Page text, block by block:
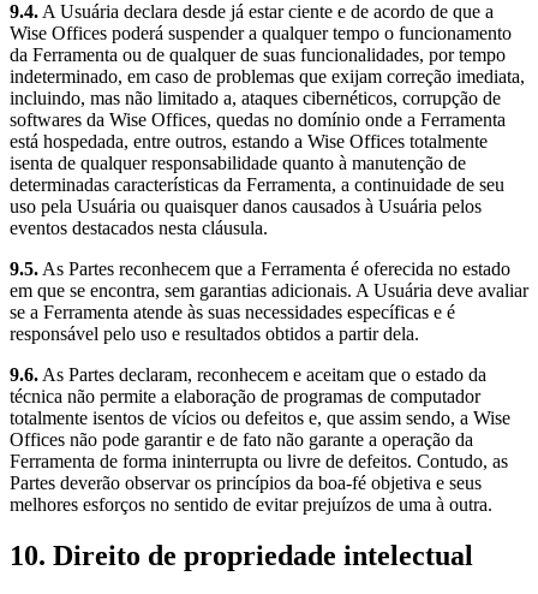
9.4. A Usuária declara desde já estar ciente e de acordo de que a
Wise Offices poderá suspender a qualquer tempo o funcionamento
da Ferramenta ou de qualquer de suas funcionalidades, por tempo
indeterminado, em caso de problemas que exijam correção imediata,
incluindo, mas não limitado a, ataques cibernéticos, corrupção de
softwares da Wise Offices, quedas no domínio onde a Ferramenta
está hospedada, entre outros, estando a Wise Offices totalmente
isenta de qualquer responsabilidade quanto à manutenção de
determinadas características da Ferramenta, a continuidade de seu
uso pela Usuária ou quaisquer danos causados à Usuária pelos
eventos destacados nesta cláusula.
9.5. As Partes reconhecem que a Ferramenta é oferecida no estado
em que se encontra, sem garantias adicionais. A Usuária deve avaliar
se a Ferramenta atende às suas necessidades específicas e é
responsável pelo uso e resultados obtidos a partir dela.
9.6. As Partes declaram, reconhecem e aceitam que o estado da
técnica não permite a elaboração de programas de computador
totalmente isentos de vícios ou defeitos e, que assim sendo, a Wise
Offices não pode garantir e de fato não garante a operação da
Ferramenta de forma ininterrupta ou livre de defeitos. Contudo, as
Partes deverão observar os princípios da boa-fé objetiva e seus
melhores esforços no sentido de evitar prejuízos de uma à outra.
10. Direito de propriedade intelectual